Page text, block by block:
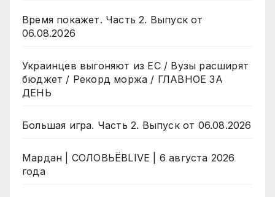
Время покажет. Часть 2. Выпуск от
06.08.2026
Украинцев выгоняют из ЕС / Вузы расширят
бюджет / Рекорд моржа / ГЛАВНОЕ ЗА
ДЕНЬ
Большая игра. Часть 2. Выпуск от 06.08.2026
Мардан | СОЛОВЬЁВLIVE | 6 августа 2026
года